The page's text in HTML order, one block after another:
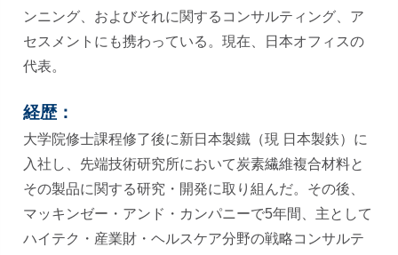
ンニング、およびそれに関するコンサルティング、ア
セスメントにも携わっている。現在、日本オフィスの
代表。
経歴：
大学院修士課程修了後に新日本製鐵（現 日本製鉄）に
入社し、先端技術研究所において炭素繊維複合材料と
その製品に関する研究・開発に取り組んだ。その後、
マッキンゼー・アンド・カンパニーで5年間、主として
ハイテク・産業財・ヘルスケア分野の戦略コンサルテ